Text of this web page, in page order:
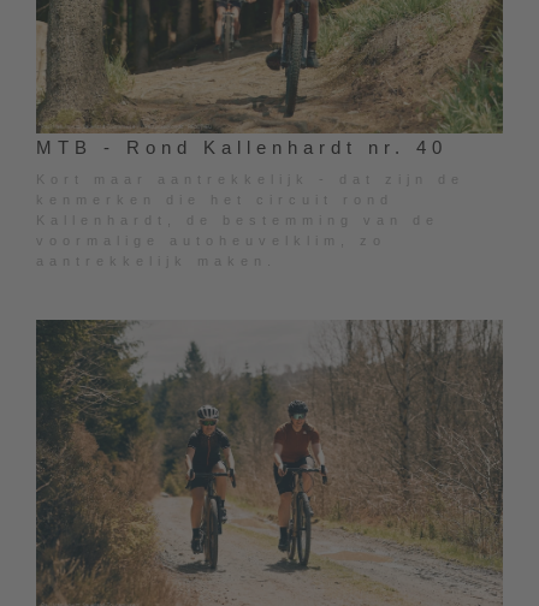
MTB - Rond Kallenhardt nr. 40
Kort maar aantrekkelijk - dat zijn de
kenmerken die het circuit rond
Kallenhardt, de bestemming van de
voormalige autoheuvelklim, zo
aantrekkelijk maken.